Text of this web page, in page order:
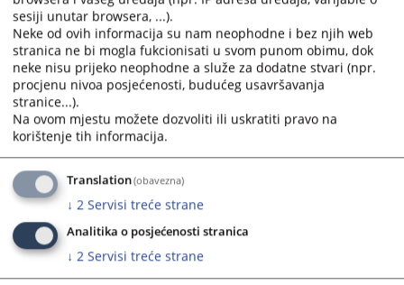
Osoba za odnose s javnošću
Slike
sesiji unutar browsera, ...).
Neke od ovih informacija su nam neophodne i bez njih web
stranica ne bi mogla fukcionisati u svom punom obimu, dok
neke nisu prijeko neophodne a služe za dodatne stvari (npr.
procjenu nivoa posjećenosti, budućeg usavršavanja
stranice...).
Na ovom mjestu možete dozvoliti ili uskratiti pravo na
korištenje tih informacija.
Translation(obavezna)
↓ 2 Servisi treće strane
Analitika o posjećenosti stranica
↓ 2 Servisi treće strane